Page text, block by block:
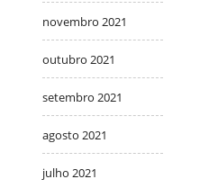
novembro 2021
outubro 2021
setembro 2021
agosto 2021
julho 2021